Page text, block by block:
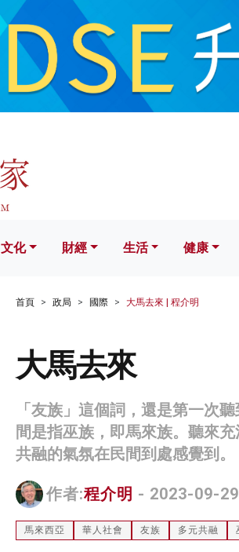
財經 生活 健康
文化 財經 生活 健康
首頁 政局 國際 大馬去來 | 程介明
大馬去來
「友族」這個詞，還是第一次
間是指巫族，即馬來族。聽來
共融的氣氛在民間到處感覺到。
作者:程介明 - 2023-09-29
馬來西亞 華人社會 友族 多元共融